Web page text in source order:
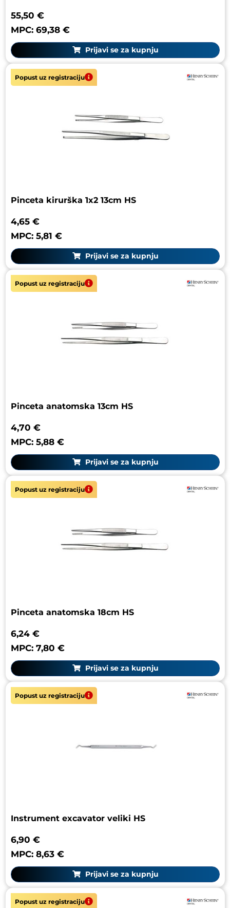
55,50 €
MPC: 69,38 €
Prijavi se za kupnju
Popust uz registraciju
Pinceta kirurška 1x2 13cm HS
4,65 €
MPC: 5,81 €
Prijavi se za kupnju
Popust uz registraciju
Pinceta anatomska 13cm HS
4,70 €
MPC: 5,88 €
Prijavi se za kupnju
Popust uz registraciju
Pinceta anatomska 18cm HS
6,24 €
MPC: 7,80 €
Prijavi se za kupnju
Popust uz registraciju
Instrument excavator veliki HS
6,90 €
MPC: 8,63 €
Prijavi se za kupnju
Popust uz registraciju